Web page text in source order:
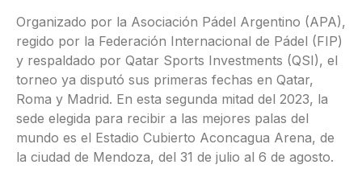
Organizado por la Asociación Pádel Argentino (APA),
regido por la Federación Internacional de Pádel (FIP)
y respaldado por Qatar Sports Investments (QSI), el
torneo ya disputó sus primeras fechas en Qatar,
Roma y Madrid. En esta segunda mitad del 2023, la
sede elegida para recibir a las mejores palas del
mundo es el Estadio Cubierto Aconcagua Arena, de
la ciudad de Mendoza, del 31 de julio al 6 de agosto.